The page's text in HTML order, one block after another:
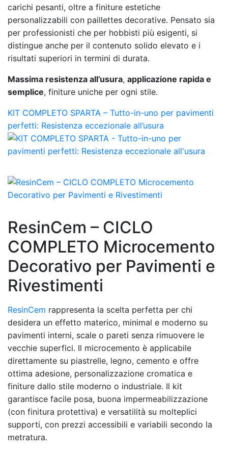
carichi pesanti, oltre a finiture estetiche
personalizzabili con paillettes decorative. Pensato sia
per professionisti che per hobbisti più esigenti, si
distingue anche per il contenuto solido elevato e i
risultati superiori in termini di durata.
Massima resistenza all’usura, applicazione rapida e
semplice, finiture uniche per ogni stile.
KIT COMPLETO SPARTA – Tutto-in-uno per pavimenti
perfetti: Resistenza eccezionale all’usura
ResinCem – CICLO
COMPLETO Microcemento
Decorativo per Pavimenti e
Rivestimenti
ResinCem rappresenta la scelta perfetta per chi
desidera un effetto materico, minimal e moderno su
pavimenti interni, scale o pareti senza rimuovere le
vecchie superfici. Il microcemento è applicabile
direttamente su piastrelle, legno, cemento e offre
ottima adesione, personalizzazione cromatica e
finiture dallo stile moderno o industriale. Il kit
garantisce facile posa, buona impermeabilizzazione
(con finitura protettiva) e versatilità su molteplici
supporti, con prezzi accessibili e variabili secondo la
metratura.